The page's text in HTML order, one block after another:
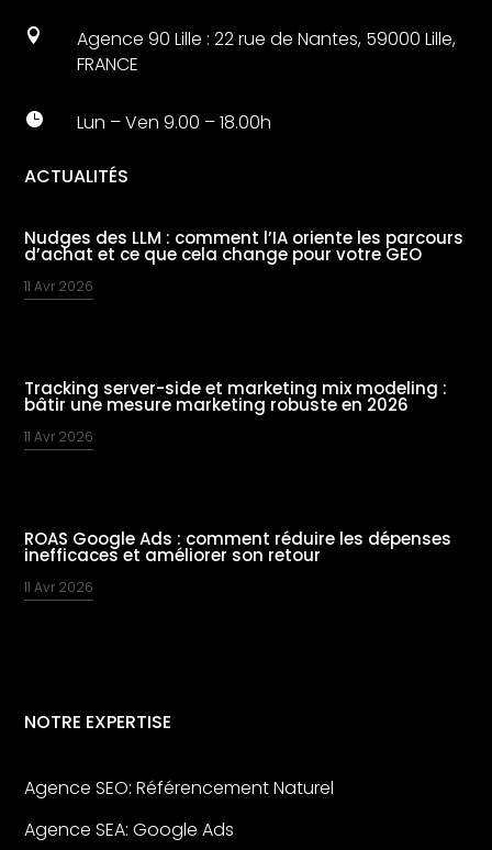

Agence 90 Lille : 22 rue de Nantes, 59000 Lille,
FRANCE
 Lun – Ven 9.00 – 18.00h
ACTUALITÉS
Nudges des LLM : comment l’IA oriente les parcours
d’achat et ce que cela change pour votre GEO
11 Avr 2026
Tracking server-side et marketing mix modeling :
bâtir une mesure marketing robuste en 2026
11 Avr 2026
ROAS Google Ads : comment réduire les dépenses
inefficaces et améliorer son retour
11 Avr 2026
NOTRE EXPERTISE
Agence SEO: Référencement Naturel
Agence SEA: Google Ads